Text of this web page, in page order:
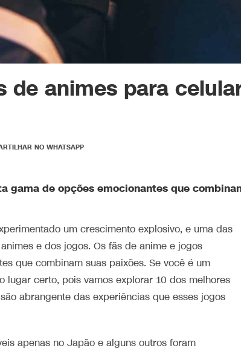
de animes para
gama de opções emocionantes que
um crescimento explosivo, e uma das
e dos jogos. Os fãs de anime e jogos
que combinam suas paixões. Se você é um
lugar certo, pois vamos explorar 10 dos melhores
abrangente das experiências que esses jogos
apenas no Japão e alguns outros foram